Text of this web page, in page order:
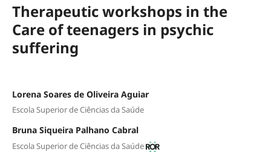
Therapeutic workshops in the
Care of teenagers in psychic
suffering
Lorena Soares de Oliveira Aguiar
Escola Superior de Ciências da Saúde
Bruna Siqueira Palhano Cabral
Escola Superior de Ciências da Saúde